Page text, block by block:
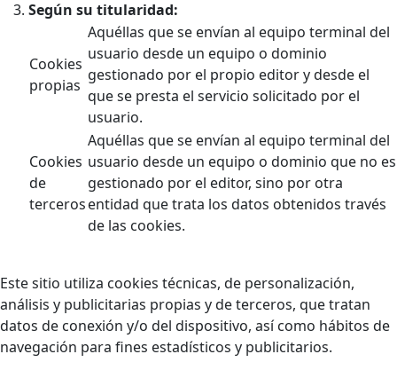
Según su titularidad:
Cookies
propias
Aquéllas que se envían al equipo terminal del
usuario desde un equipo o dominio
gestionado por el propio editor y desde el
que se presta el servicio solicitado por el
usuario.
Cookies
de
terceros
Aquéllas que se envían al equipo terminal del
usuario desde un equipo o dominio que no es
gestionado por el editor, sino por otra
entidad que trata los datos obtenidos través
de las cookies.
Este sitio utiliza cookies técnicas, de personalización,
análisis y publicitarias propias y de terceros, que tratan
datos de conexión y/o del dispositivo, así como hábitos de
navegación para fines estadísticos y publicitarios.